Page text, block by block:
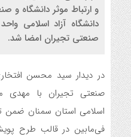
و ارتباط موثر دانشگاه و
دانشگاه آزاد اسلامی
صنعتی تجیران امضا شد.
در دیدار سید محسن
صنعتی تجیران با مهدی
اسلامی استان سمنان ضمن
فی‌مابین در قالب طرح